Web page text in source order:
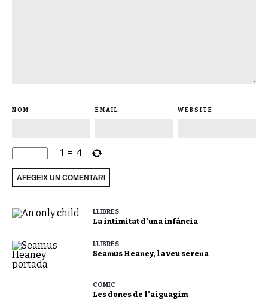
NOM EMAIL WEBSITE
− 1 = 4
LLIBRES
La intimitat d’una infància
LLIBRES
Seamus Heaney, la veu serena
CÒMIC
Les dones de l’aiguagim